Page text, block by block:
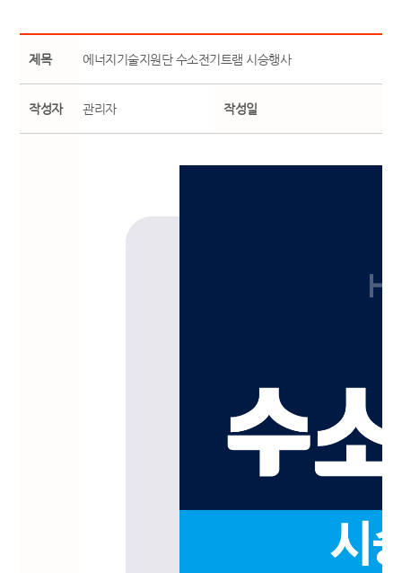
제목 에너지기술지원단 수소전기트램 시승행사
작성자 관리자 작성일